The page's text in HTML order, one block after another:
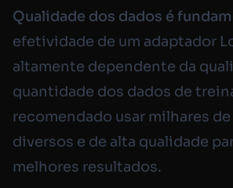
Qualidade dos dados é
efetividade de um adaptador
altamente dependente da
quantidade dos dados de
recomendado usar milhares
diversos e de alta qualidade
melhores resultados.